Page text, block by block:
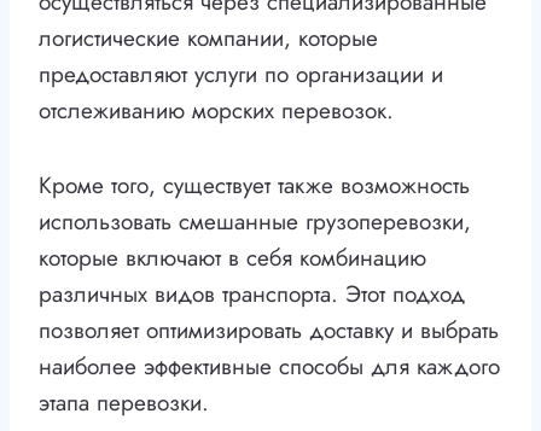
логистические компании, которые
предоставляют услуги по организации и
отслеживанию морских перевозок.
Кроме того, существует также возможность
использовать смешанные грузоперевозки,
которые включают в себя комбинацию
различных видов транспорта. Этот подход
позволяет оптимизировать доставку и выбрать
наиболее эффективные способы для каждого
этапа перевозки.